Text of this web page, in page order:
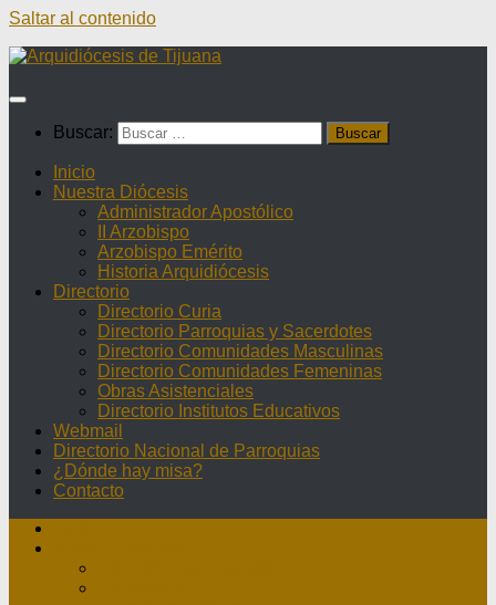
Saltar al contenido
Buscar:
Inicio
Nuestra Diócesis
Administrador Apostólico
II Arzobispo
Arzobispo Emérito
Historia Arquidiócesis
Directorio
Directorio Curia
Directorio Parroquias y Sacerdotes
Directorio Comunidades Masculinas
Directorio Comunidades Femeninas
Obras Asistenciales
Directorio Institutos Educativos
Webmail
Directorio Nacional de Parroquias
¿Dónde hay misa?
Contacto